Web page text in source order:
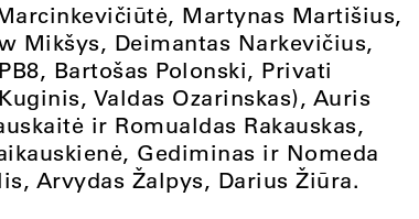
Martynas Martišius,
Mikšys, Deimantas Narkevičius,
Bartošas Polonski, Privati
Valdas Ozarinskas), Auris
ir Romualdas Rakauskas,
Gediminas ir Nomeda
Arvydas Žalpys, Darius Žiūra.